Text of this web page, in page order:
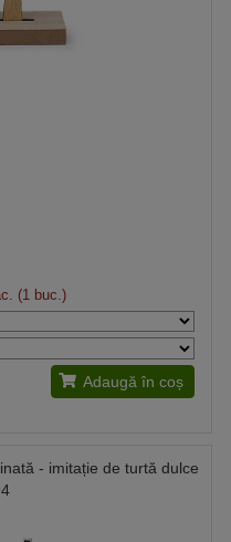
(1 buc.)
Adaugă în coș
- imitație de turtă dulce